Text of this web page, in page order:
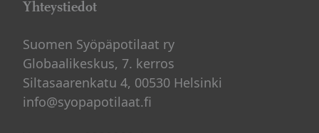
Yhteystiedot
Suomen Syöpäpotilaat ry
Globaalikeskus, 7. kerros
Siltasaarenkatu 4, 00530 Helsinki
info@syopapotilaat.fi